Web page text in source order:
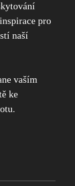
pro
naší
vaším
ke